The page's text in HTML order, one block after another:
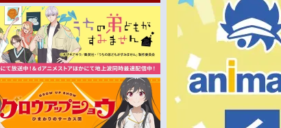
冬アニメ